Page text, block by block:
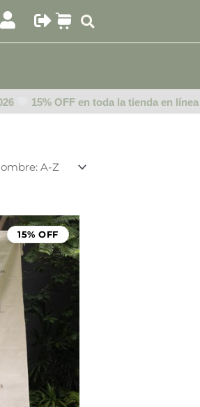
15% OFF en toda la tienda en línea
15% OFF
de
precios:
desde
$999.00
hasta
$1,499.00